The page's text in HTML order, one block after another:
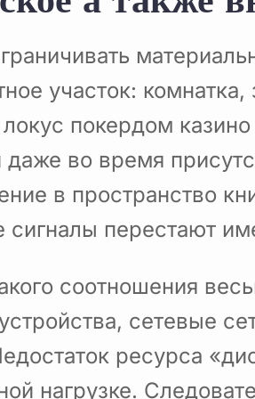
участок:
покердом
даже во время
в пространство
сигналы перестают
соотношения
сетевые
ресурса
нагрузке.